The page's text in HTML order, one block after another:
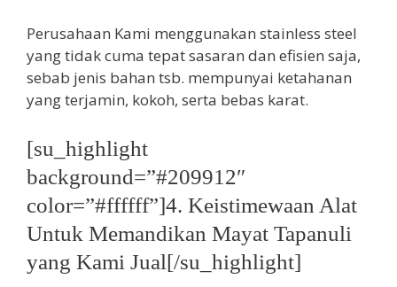
Perusahaan Kami menggunakan stainless steel
yang tidak cuma tepat sasaran dan efisien saja,
sebab jenis bahan tsb. mempunyai ketahanan
yang terjamin, kokoh, serta bebas karat.
[su_highlight
background=”#209912″
color=”#ffffff”]4. Keistimewaan Alat
Untuk Memandikan Mayat Tapanuli
yang Kami Jual[/su_highlight]